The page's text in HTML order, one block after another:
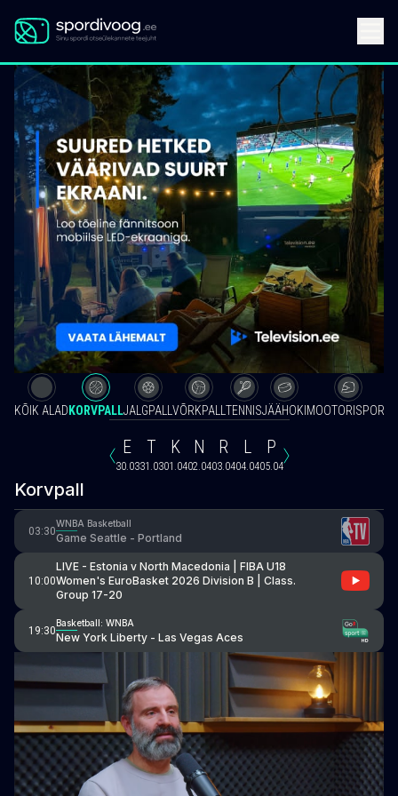
KÕIK ALAD KORVPALLJALGPALL VÕRKPALL TENNISJÄÄHOKI MOOTORISPORT
E
30.03
T
31.03
K
01.04
N
02.04
R
03.04
L
04.04
P
05.04
Korvpall
03:30
WNBA Basketball
Game Seattle - Portland
10:00
LIVE - Estonia v North Macedonia | FIBA U18
Women's EuroBasket 2026 Division B | Class.
Group 17-20
19:30
Basketball: WNBA
New York Liberty - Las Vegas Aces